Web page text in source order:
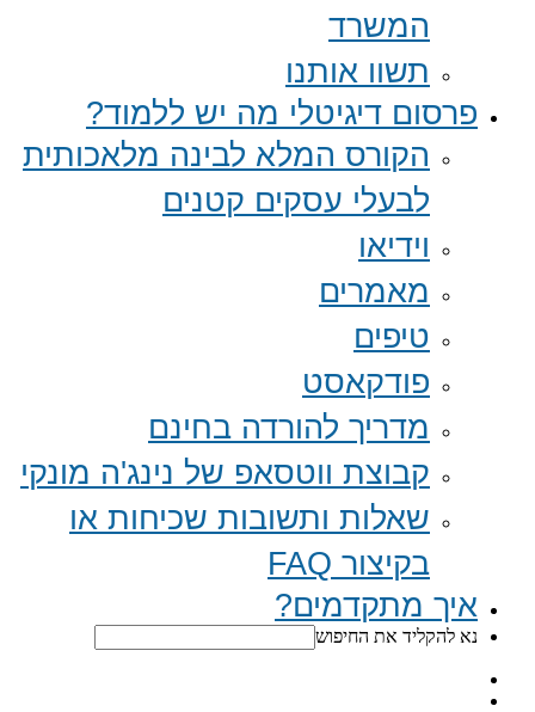
המשרד
תשוו אותנו
פרסום דיגיטלי מה יש ללמוד?
הקורס המלא לבינה מלאכותית
לבעלי עסקים קטנים
וידיאו
מאמרים
טיפים
פודקאסט
מדריך להורדה בחינם
קבוצת ווטסאפ של נינג'ה מונקי​
שאלות ותשובות שכיחות או
בקיצור FAQ
איך מתקדמים?
נא להקליד את החיפוש